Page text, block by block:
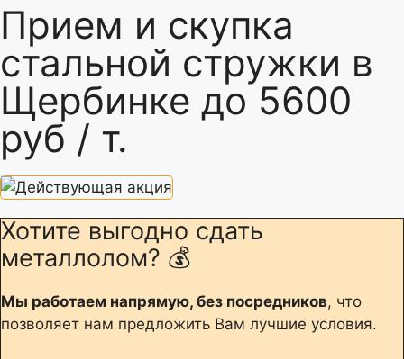
Прием и скупка
стальной стружки в
Щербинке до 5600
руб / т.
Хотите выгодно сдать
металлолом? 💰
Мы работаем напрямую, без посредников, что
позволяет нам предложить Вам лучшие условия.